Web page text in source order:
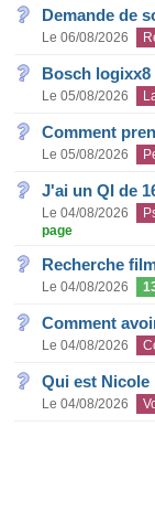
Demande de
Le 06/08/2026
Bosch logixx8
Le 05/08/2026
Comment
Le 05/08/2026
J'ai un QI de
Le 04/08/2026
page
Recherche
Le 04/08/2026
Comment
Le 04/08/2026
Qui est Nicole
Le 04/08/2026